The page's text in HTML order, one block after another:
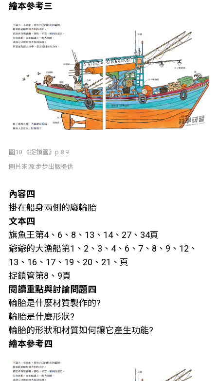
繪本參考三
圖10.《捉鎖管》p.8.9
圖片來源:步步出版提供
內容四
掛在船身兩側的廢輪胎
文本四
旗魚王第4、6、8、13、14、27、34頁
爺爺的大漁船第1、2、3、4、6、7、8、9、12、
13、16、17、19、20、21、頁
捉鎖管第8、9頁
閱讀重點與討論問題四
輪胎是什麼材質製作的?
輪胎是什麼形狀?
輪胎的形狀和材質如何讓它產生功能?
繪本參考四